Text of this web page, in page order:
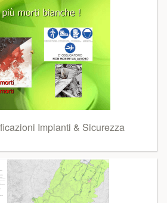
Impianti & Sicurezza